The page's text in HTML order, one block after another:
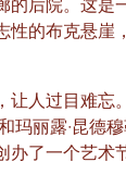
后院。这是
性的布克悬崖
让人过目难忘
玛丽露·昆德
办了一个艺术